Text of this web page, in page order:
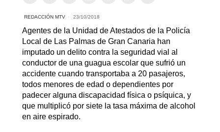
REDACCIÓN MTV 23/10/2018
Agentes de la Unidad de Atestados de la Policía
Local de Las Palmas de Gran Canaria han
imputado un delito contra la seguridad vial al
conductor de una guagua escolar que sufrió un
accidente cuando transportaba a 20 pasajeros,
todos menores de edad o dependientes por
padecer alguna discapacidad física o psíquica, y
que multiplicó por siete la tasa máxima de alcohol
en aire espirado.